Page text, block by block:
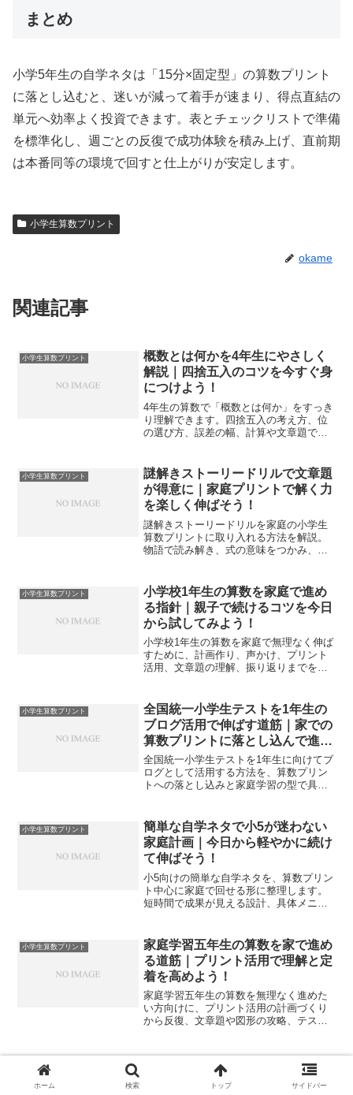
まとめ
小学5年生の自学ネタは「15分×固定型」の算数プリント
に落とし込むと、迷いが減って着手が速まり、得点直結の
単元へ効率よく投資できます。表とチェックリストで準備
を標準化し、週ごとの反復で成功体験を積み上げ、直前期
は本番同等の環境で回すと仕上がりが安定します。
小学生算数プリント
okame
関連記事
小学生算数プリント
概数とは何かを4年生にやさしく
解説｜四捨五入のコツを今すぐ身
につけよう！
4年生の算数で「概数とは何か」をすっき
り理解できます。四捨五入の考え方、位
の選び方、誤差の幅、計算や文章題での
小学生算数プリント
謎解きストーリードリルで文章題
が得意に｜家庭プリントで解く力
を楽しく伸ばそう！
謎解きストーリードリルを家庭の小学生
算数プリントに取り入れる方法を解説。
物語で読み解き、式の意味をつかみ、計
小学生算数プリント
小学校1年生の算数を家庭で進め
る指針｜親子で続けるコツを今日
から試してみよう！
小学校1年生の算数を家庭で無理なく伸ば
すために、計画作り、声かけ、プリント
活用、文章題の理解、振り返りまでを体
す。
小学生算数プリント
全国統一小学生テストを1年生の
ブログ活用で伸ばす道筋｜家での
算数プリントに落とし込んで進め
よう！
全国統一小学生テストを1年生に向けてブ
ログとして活用する方法を、算数プリン
トへの落とし込みと家庭学習の型で具体
小学生算数プリント
簡単な自学ネタで小5が迷わない
家庭計画｜今日から軽やかに続け
て伸ばそう！
小5向けの簡単な自学ネタを、算数プリン
ト中心に家庭で回せる形に整理します。
短時間で成果が見える設計、具体メニュ
小学生算数プリント
家庭学習五年生の算数を家で進め
る道筋｜プリント活用で理解と定
着を高めよう！
家庭学習五年生の算数を無理なく進めた
い方向けに、プリント活用の計画づくり
から反復、文章題や図形の攻略、テスト
ホーム 検索 トップ サイドバー